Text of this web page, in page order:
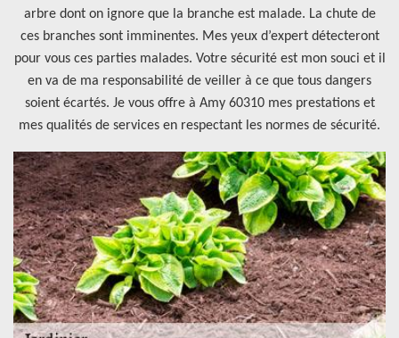
arbre dont on ignore que la branche est malade. La chute de
ces branches sont imminentes. Mes yeux d’expert détecteront
pour vous ces parties malades. Votre sécurité est mon souci et il
en va de ma responsabilité de veiller à ce que tous dangers
soient écartés. Je vous offre à Amy 60310 mes prestations et
mes qualités de services en respectant les normes de sécurité.